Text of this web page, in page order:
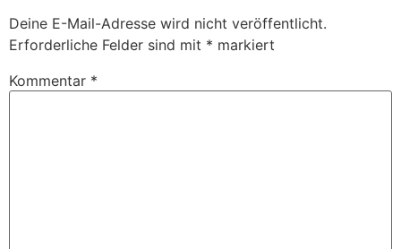
Deine E-Mail-Adresse wird nicht veröffentlicht.
Erforderliche Felder sind mit * markiert
Kommentar *